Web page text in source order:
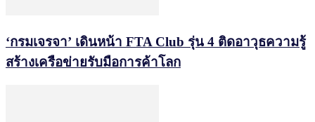
‘กรมเจรจา’ เดินหน้า FTA Club รุ่น 4 ติดอาวุธความรู้
สร้างเครือข่ายรับมือการค้าโลก